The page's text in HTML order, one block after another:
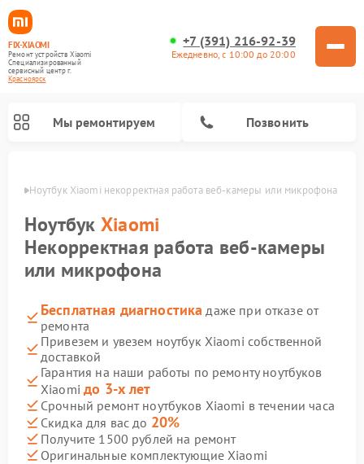
FIX-XIAOMI
Ремонт устройств Xiaomi
Специализированный
cервисный центр г.
Красноярск
+7 (391) 216-92-39
Ежедневно, с 10:00 до 20:00
Мы ремонтируем Позвонить
Ноутбук Xiaomi некорректная работа веб‑камеры или микрофона
Ноутбук Xiaomi
Некорректная работа веб‑камеры
или микрофона
Бесплатная диагностика даже при отказе от
ремонта
Привезем и увезем ноутбук Xiaomi собственной
доставкой
Гарантия на наши работы по ремонту ноутбуков
Xiaomiдо 3-х лет
Срочный ремонт ноутбуков Xiaomi в течении часа
Скидка для вас до 20%
Получите 1500 рублей на ремонт
Оригинальные комплектующие Xiaomi